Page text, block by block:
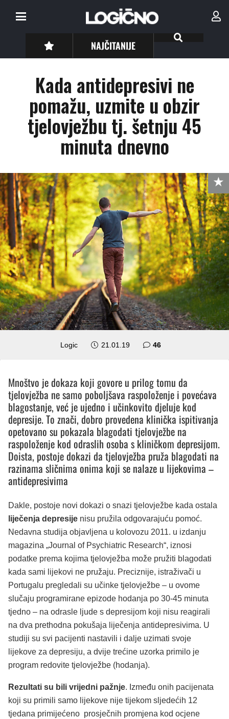
NAJČITANIJE
Kada antidepresivi ne
pomažu, uzmite u obzir
tjelovježbu tj. šetnju 45
minuta dnevno
Logic 21.01.19 46komentara
Mnoštvo je dokaza koji govore u prilog tomu da
tjelovježba ne samo poboljšava raspoloženje i povećava
blagostanje, već je ujedno i učinkovito djeluje kod
depresije. To znači, dobro provedena klinička ispitivanja
opetovano su pokazala blagodati tjelovježbe na
raspoloženje kod odraslih osoba s kliničkom depresijom.
Doista, postoje dokazi da tjelovježba pruža blagodati na
razinama sličnima onima koji se nalaze u lijekovima –
antidepresivima
Dakle, postoje novi dokazi o snazi tjelovježbe kada ostala
liječenja depresije nisu pružila odgovarajuću pomoć.
Nedavna studija objavljena u kolovozu 2011. u izdanju
magazina „Journal of Psychiatric Research“, iznosi
podatke prema kojima tjelovježba može pružiti blagodati
kada sami lijekovi ne pružaju. Preciznije, istraživači u
Portugalu pregledali su učinke tjelovježbe – u ovome
slučaju programirane epizode hodanja po 30-45 minuta
tjedno – na odrasle ljude s depresijom koji nisu reagirali
na dva prethodna pokušaja liječenja antidepresivima. U
studiji su svi pacijenti nastavili i dalje uzimati svoje
lijekove za depresiju, a dvije trećine uzorka primilo je
program redovite tjelovježbe (hodanja).
Rezultati su bili vrijedni pažnje. Između onih pacijenata
koji su primili samo lijekove nije tijekom sljedećih 12
tjedana primijećeno prosječnih promjena kod ocjene